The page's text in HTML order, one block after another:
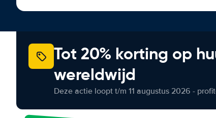
Tot 20% korting op
wereldwijd
Deze actie loopt t/m 11 augustus 2026 -